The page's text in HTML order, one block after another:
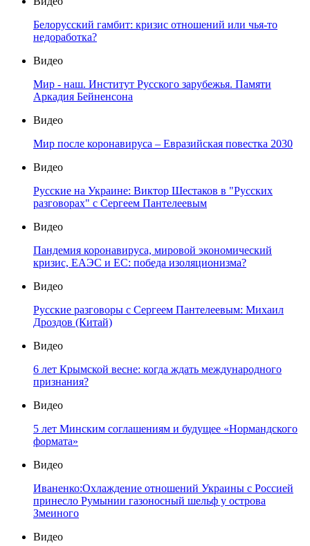
Белорусский гамбит: кризис отношений или чья-то
недоработка?
Видео
Мир - наш. Институт Русского зарубежья. Памяти
Аркадия Бейненсона
Видео
Мир после коронавируса – Евразийская повестка 2030
Видео
Русские на Украине: Виктор Шестаков в "Русских
разговорах" с Сергеем Пантелеевым
Видео
Пандемия коронавируса, мировой экономический
кризис, ЕАЭС и ЕС: победа изоляционизма?
Видео
Русские разговоры с Сергеем Пантелеевым: Михаил
Дроздов (Китай)
Видео
6 лет Крымской весне: когда ждать международного
признания?
Видео
5 лет Минским соглашениям и будущее «Нормандского
формата»
Видео
Иваненко:Охлаждение отношений Украины с Россией
принесло Румынии газоносный шельф у острова
Змеиного
Видео